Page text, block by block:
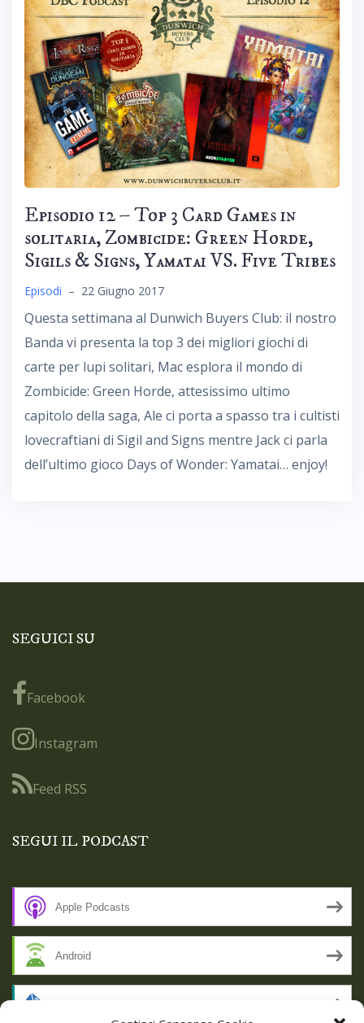
Episodio 12 – Top 3 Card Games in
solitaria, Zombicide: Green Horde,
Sigils & Signs, Yamatai VS. Five Tribes
Episodi – 22 Giugno 2017
Questa settimana al Dunwich Buyers Club: il nostro
Banda vi presenta la top 3 dei migliori giochi di
carte per lupi solitari, Mac esplora il mondo di
Zombicide: Green Horde, attesissimo ultimo
capitolo della saga, Ale ci porta a spasso tra i cultisti
lovecraftiani di Sigil and Signs mentre Jack ci parla
dell’ultimo gioco Days of Wonder: Yamatai… enjoy!
SEGUICI SU
Facebook
Instagram
Feed RSS
SEGUI IL PODCAST
Apple Podcasts
Android